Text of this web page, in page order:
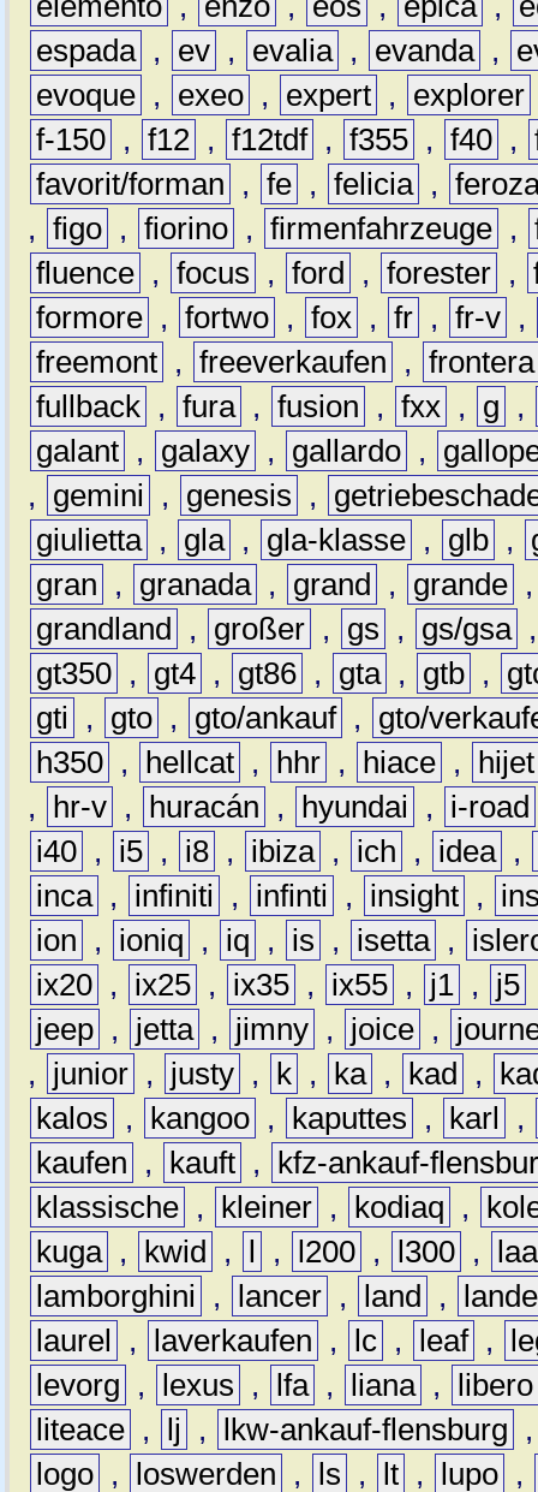
espada , ev , evalia , evanda ,
evoque , exeo , expert , explorer
f-150 , f12 , f12tdf , f355 , f40 ,
favorit/forman
, fe , felicia ,
, figo , fiorino , firmenfahrzeuge ,
fluence , focus , ford , forester ,
formore , fortwo , fox , fr , fr-v ,
freemont , freeverkaufen , frontera
fullback , fura , fusion , fxx , g
,
galant , galaxy , gallardo ,
,
gemini , genesis ,
giulietta , gla , gla-klasse , glb ,
gran
, granada , grand , grande
grandland
, großer , gs , gs/gsa
gt350 , gt4 , gt86 , gta , gtb ,
gti
, gto , gto/ankauf ,
gto/
h350 , hellcat , hhr , hiace ,
hijet
,
hr-v , huracán , hyundai ,
i-road
i40 , i5 , i8 , ibiza , ich , idea ,
inca , infiniti , infinti , insight ,
ion
, ioniq , iq , is , isetta ,
ix20 , ix25 , ix35 , ix55 , j1 , j5
jeep , jetta , jimny , joice ,
,
junior , justy , k , ka , kad ,
kalos
, kangoo , kaputtes , karl
,
kaufen
, kauft ,
kfz-ankauf-
klassische , kleiner , kodiaq ,
kuga , kwid , l , l200 , l300 ,
lamborghini
, lancer , land ,
laurel
, laverkaufen , lc , leaf ,
levorg
, lexus , lfa , liana ,
libero
liteace , lj , lkw-ankauf-flensburg
logo , loswerden , ls , lt , lupo ,